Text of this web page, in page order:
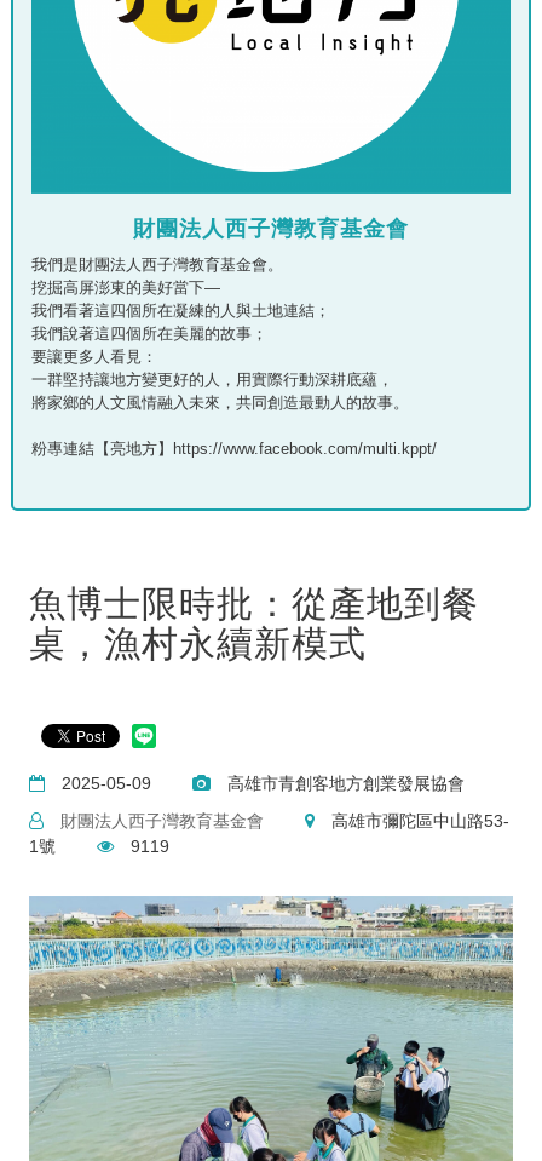
財團法人西子灣教育基金會
我們是財團法人西子灣教育基金會。
挖掘高屏澎東的美好當下—
我們看著這四個所在凝練的人與土地連結；
我們說著這四個所在美麗的故事；
要讓更多人看見：
一群堅持讓地方變更好的人，用實際行動深耕底蘊，
將家鄉的人文風情融入未來，共同創造最動人的故事。
粉專連結【亮地方】https://www.facebook.com/multi.kppt/
魚博士限時批：從產地到餐
桌，漁村永續新模式
2025-05-09
高雄市青創客地方創業發展協會
財團法人西子灣教育基金會
高雄市彌陀區中山路53-
1號
9119